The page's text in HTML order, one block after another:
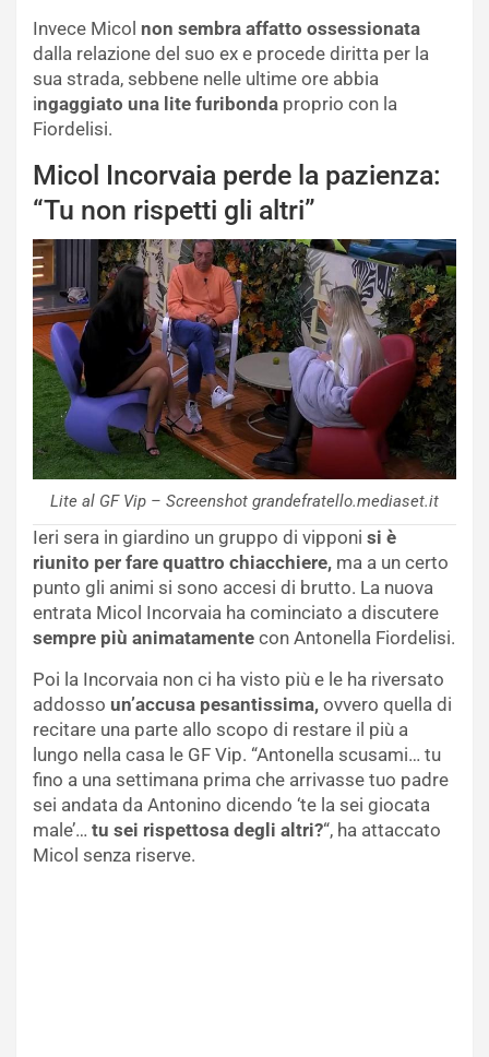
Invece Micol non sembra affatto ossessionata
dalla relazione del suo ex e procede diritta per la
sua strada, sebbene nelle ultime ore abbia
ingaggiato una lite furibonda proprio con la
Fiordelisi.
Micol Incorvaia perde la pazienza:
“Tu non rispetti gli altri”
Lite al GF Vip – Screenshot grandefratello.mediaset.it
Ieri sera in giardino un gruppo di vipponi si è
riunito per fare quattro chiacchiere, ma a un certo
punto gli animi si sono accesi di brutto. La nuova
entrata Micol Incorvaia ha cominciato a discutere
sempre più animatamente con Antonella Fiordelisi.
Poi la Incorvaia non ci ha visto più e le ha riversato
addosso un’accusa pesantissima, ovvero quella di
recitare una parte allo scopo di restare il più a
lungo nella casa le GF Vip. “Antonella scusami… tu
fino a una settimana prima che arrivasse tuo padre
sei andata da Antonino dicendo ‘te la sei giocata
male’… tu sei rispettosa degli altri?“, ha attaccato
Micol senza riserve.